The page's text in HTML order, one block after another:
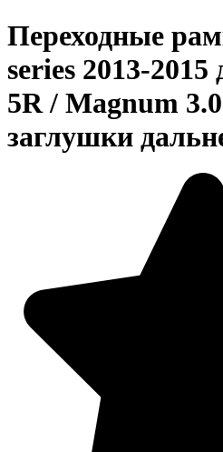
Переходные
series 2013-
5R / Magnum
заглушки